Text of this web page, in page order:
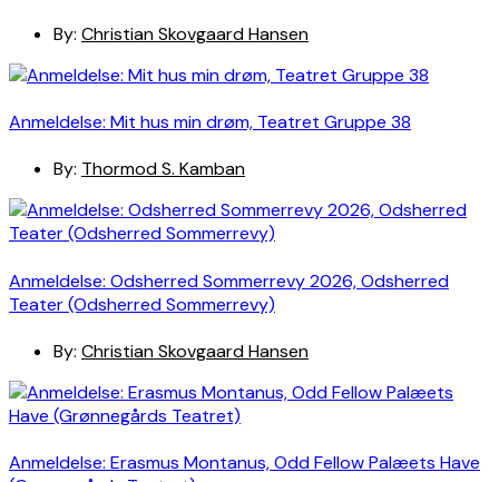
By: Christian Skovgaard Hansen
Anmeldelse: Mit hus min drøm, Teatret Gruppe 38
By: Thormod S. Kamban
Anmeldelse: Odsherred Sommerrevy 2026, Odsherred
Teater (Odsherred Sommerrevy)
By: Christian Skovgaard Hansen
Anmeldelse: Erasmus Montanus, Odd Fellow Palæets Have